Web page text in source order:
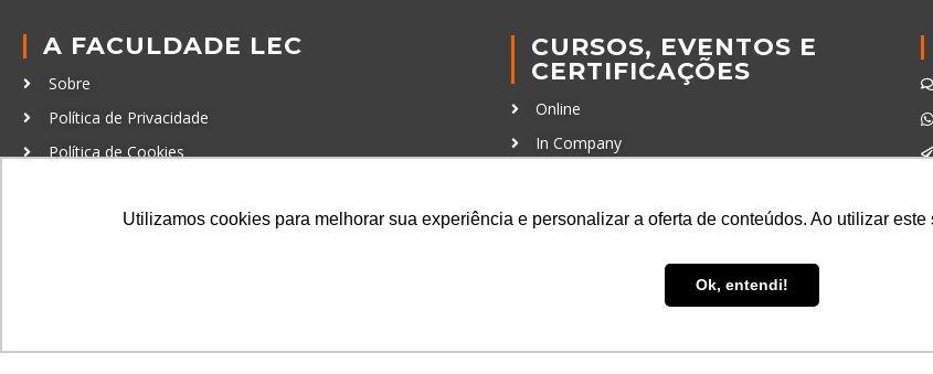
Utilizamos cookies para melhorar sua experiência e personalizar a oferta de conteúdos. Ao utilizar
Ok, entendi!
A FACULDADE LEC
Sobre
Política de Privacidade
Política de Cookies
Política Anticorrupção
CURSOS, EVENTOS E
CERTIFICAÇÕES
Online
In Company
Certificações